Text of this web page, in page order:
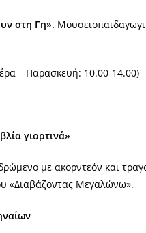
στη Γη».
– Παρασκευή: 10.00-14.00)
γιορτινά»
με ακορντεόν και
«Διαβάζοντας Μεγαλώνω».